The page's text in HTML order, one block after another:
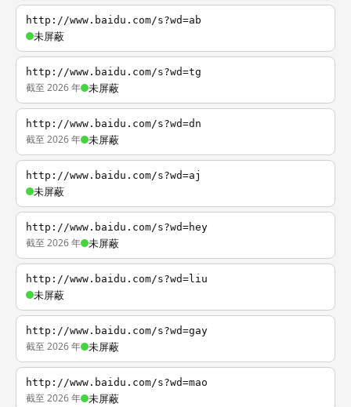
http://www.baidu.com/s?wd=ab
未屏蔽
http://www.baidu.com/s?wd=tg
截至 2026 年 未屏蔽
http://www.baidu.com/s?wd=dn
截至 2026 年 未屏蔽
http://www.baidu.com/s?wd=aj
未屏蔽
http://www.baidu.com/s?wd=hey
截至 2026 年 未屏蔽
http://www.baidu.com/s?wd=liu
未屏蔽
http://www.baidu.com/s?wd=gay
截至 2026 年 未屏蔽
http://www.baidu.com/s?wd=mao
截至 2026 年 未屏蔽